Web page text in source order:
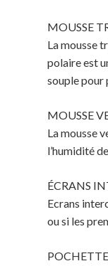
MOUSSE
La mousse
polaire est
souple pour
MOUSSE
La mousse
l’humidité
ÉCRANS
Ecrans
ou si les